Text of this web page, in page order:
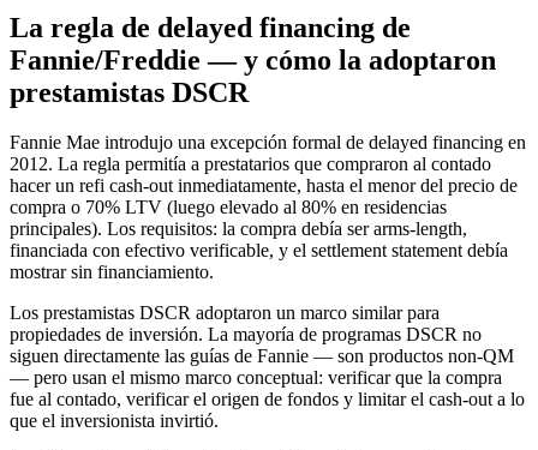
La regla de delayed financing de
Fannie/Freddie — y cómo la adoptaron
prestamistas DSCR
Fannie Mae introdujo una excepción formal de delayed financing en
2012. La regla permitía a prestatarios que compraron al contado
hacer un refi cash-out inmediatamente, hasta el menor del precio de
compra o 70% LTV (luego elevado al 80% en residencias
principales). Los requisitos: la compra debía ser arms-length,
financiada con efectivo verificable, y el settlement statement debía
mostrar sin financiamiento.
Los prestamistas DSCR adoptaron un marco similar para
propiedades de inversión. La mayoría de programas DSCR no
siguen directamente las guías de Fannie — son productos non-QM
— pero usan el mismo marco conceptual: verificar que la compra
fue al contado, verificar el origen de fondos y limitar el cash-out a lo
que el inversionista invirtió.